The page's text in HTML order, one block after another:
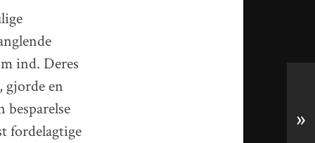
ind. Deres
gjorde en
fordelagtige
»